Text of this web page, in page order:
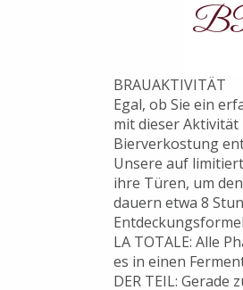
BRAUAKTIVITÄT
Egal, ob Sie ein
mit dieser Aktivität
Bierverkostung
Unsere auf
ihre Türen, um
dauern etwa 8
LA TOTALE: Alle
es in einen
DER TEIL: